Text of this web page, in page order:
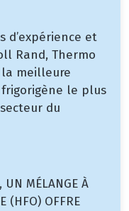
d’expérience et
Rand, Thermo
la meilleure
le plus
du
UN MÉLANGE À
(HFO) OFFRE